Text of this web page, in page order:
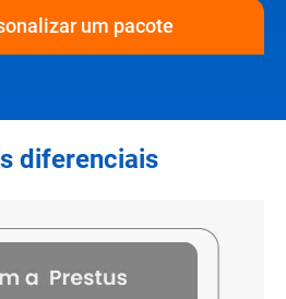
um pacote
diferenciais